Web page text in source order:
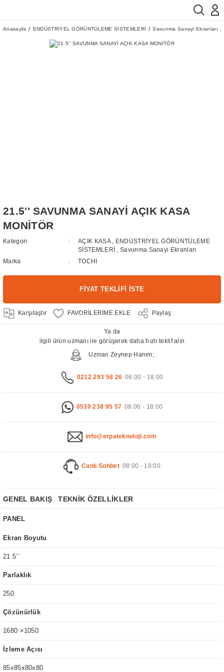
Anasayfa ENDÜSTRİYEL GÖRÜNTÜLEME SİSTEMLERİ Savunma Sanayi Ekranları
21.5'' SAVUNMA SANAYİ AÇIK KASA
MONİTÖR
Kategori AÇIK KASA
ENDÜSTRİYEL GÖRÜNTÜLEME
SİSTEMLERİ
,Savunma Sanayi Ekranları
Marka
TOCHI
FİYAT TEKLİFİ İSTE
Karşılaştır Paylaş
Ya da
ilgili ürün uzmanı ile görüşerek daha hızlı teklif alın
Uzman Zeynep Hanım;
0212 293 58 26 08:00 - 18:00
0530 238 95 57 08:00 - 18:00
info@erpateknoloji.com
Canlı Sohbet 08:00 - 18:00
GENEL BAKIŞ TEKNİK ÖZELLİKLER
PANEL
Ekran Boyutu
21.5’’
Parlaklık
250
Çözünürlük
1680 ×1050
İzleme Açısı
85x85x80x80